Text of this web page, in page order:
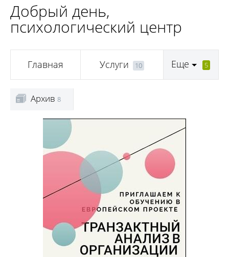
Добрый день,
психологический центр
Главная Услуги 10 Еще 5
Архив 8